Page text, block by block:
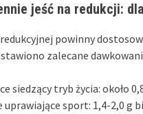
jeść na redukcji:
powinny
zalecane
siedzący tryb życia: około
sport: 1,4-2,0 g